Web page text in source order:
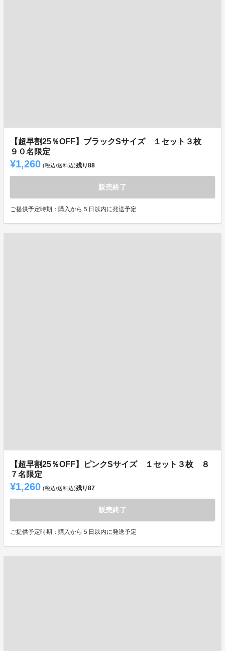
【超早割25％OFF】ブラックSサイズ １セット３枚
９０名限定
¥1,260 (税込/送料込)残り88
販売終了
ご提供予定時期：購入から５日以内に発送予定
【超早割25％OFF】ピンクSサイズ １セット３枚 ８
７名限定
¥1,260 (税込/送料込)残り87
販売終了
ご提供予定時期：購入から５日以内に発送予定